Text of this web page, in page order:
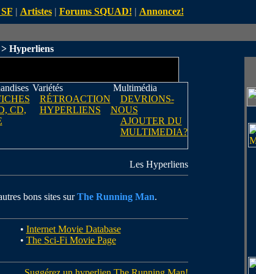
| Artistes| Forums SQUAD! | Annoncez!
> Hyperliens
CD,
Variétés
RÉTROACTION
HYPERLIENS
Multimédia
DEVRIONS-
NOUS
AJOUTER DU
MULTIMEDIA?
Les Hyperliens
bons sites surThe Running Man.
• Internet Movie Database
• The Sci-Fi Movie Page